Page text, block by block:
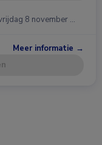
8 november …
Meer informatie →